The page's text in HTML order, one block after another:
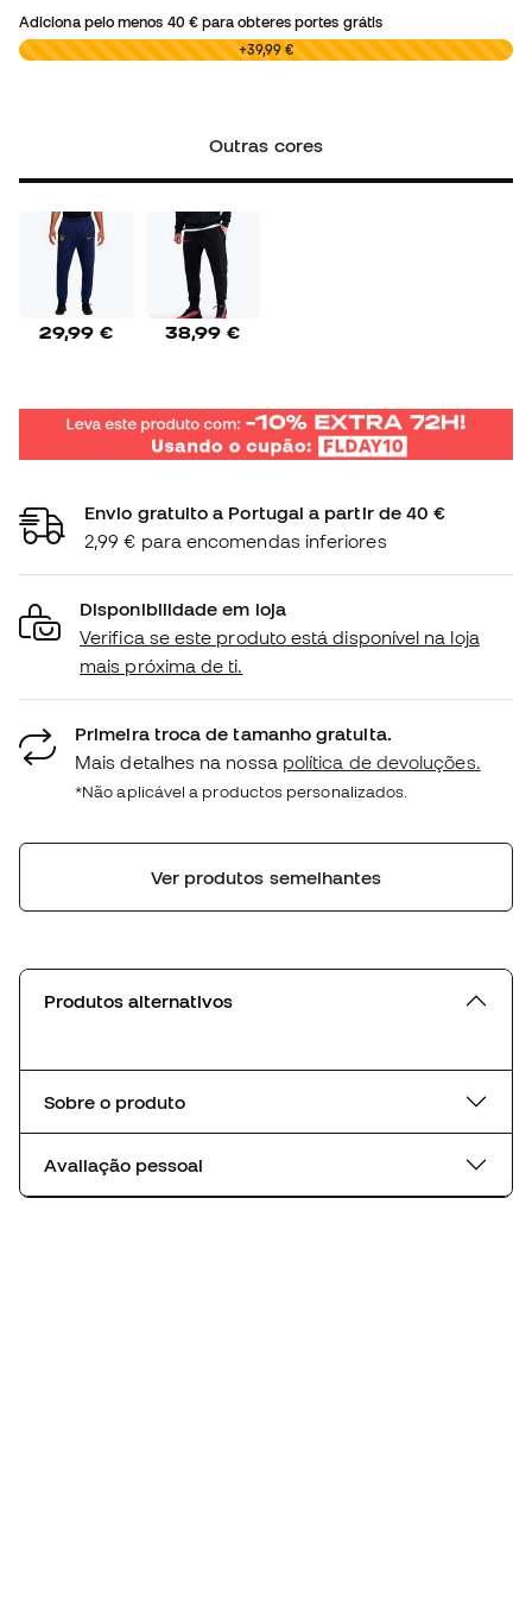
Adiciona pelo menos 40 €para obteres portes grátis
0,00 € +39,99 €
Outras cores
29,99 € 38,99 €
Envio gratuito a Portugal a partir de 40 €
2,99 € para encomendas inferiores
Disponibilidade em loja
Verifica se este produto está disponível na loja
mais próxima de ti.
Primeira troca de tamanho gratuita.
Mais detalhes na nossa política de devoluções.
*Não aplicável a productos personalizados.
Ver produtos semelhantes
Produtos alternativos
Sobre o produto
Avaliação pessoal